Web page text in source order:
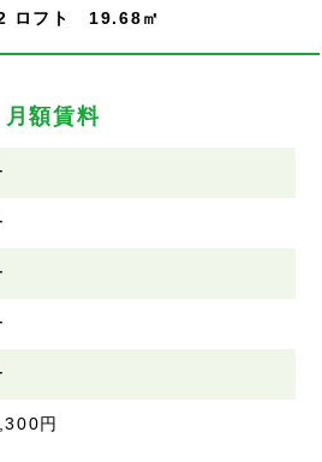
ロフト 19.68㎡
月額賃料
円